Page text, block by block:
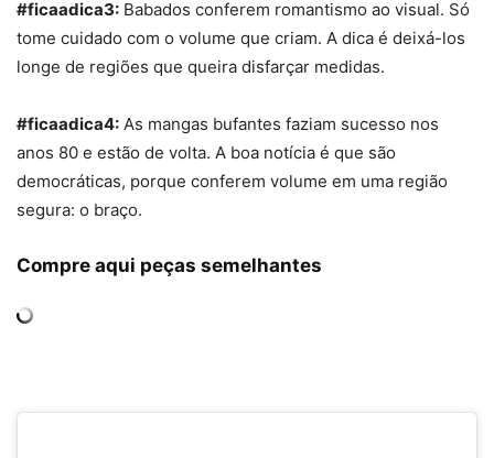
#ficaadica3: Babados conferem romantismo ao visual. Só
tome cuidado com o volume que criam. A dica é deixá-los
longe de regiões que queira disfarçar medidas.
#ficaadica4: As mangas bufantes faziam sucesso nos
anos 80 e estão de volta. A boa notícia é que são
democráticas, porque conferem volume em uma região
segura: o braço.
Compre aqui peças semelhantes